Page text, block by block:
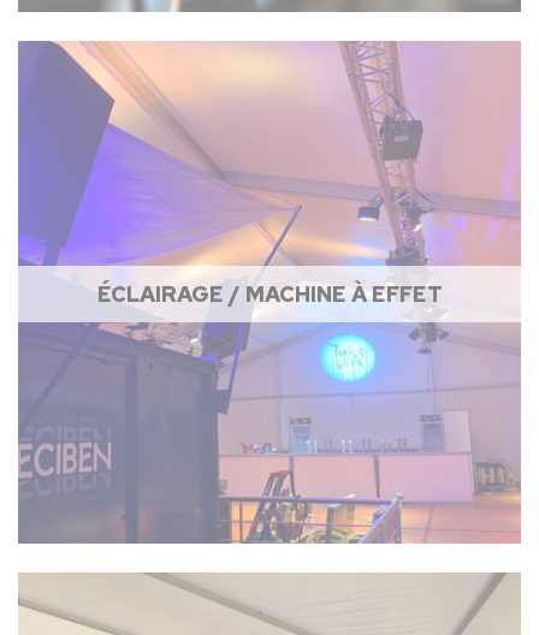
ÉCLAIRAGE / MACHINE À EFFET